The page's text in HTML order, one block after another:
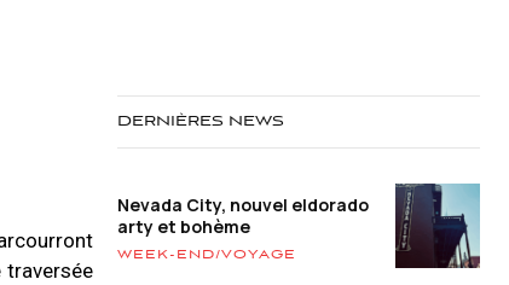
traversée
DERNIÈRES NEWS
Nevada City, nouvel eldorado
arty et bohème
WEEK-END/VOYAGE